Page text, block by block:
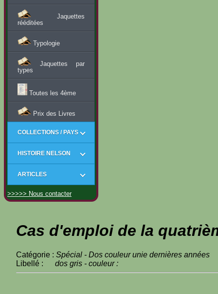
Jaquettes
rééditées
Typologie
Jaquettes par
types
Toutes les 4ème
Prix des Livres
COLLECTIONS / PAYS
HISTOIRE NELSON
ARTICLES
>>>>> Nous contacter
Cas d'emploi de la
Catégorie : Spécial - Dos couleur unie dernières années
Libellé : dos gris - couleur :